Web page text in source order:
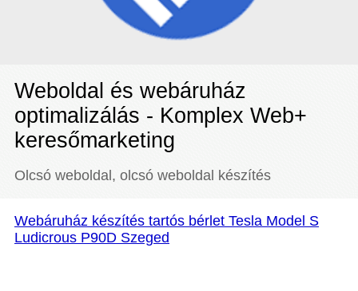
Weboldal és webáruház
optimalizálás - Komplex Web+
keresőmarketing
Olcsó weboldal, olcsó weboldal készítés
Webáruház készítés tartós bérlet Tesla Model S
Ludicrous P90D Szeged